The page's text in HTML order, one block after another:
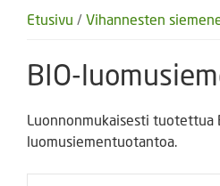
Etusivu / Vihannesten
BIO-
Luonnonmukaisesti tuotettua
luomusiementuotantoa.